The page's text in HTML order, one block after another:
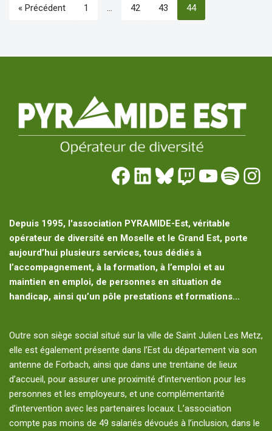
« Précédent 1 … 42 43 44
Depuis 1995, l'association PYRAMIDE-Est, véritable
opérateur de diversité en Moselle et le Grand Est, porte
aujourd’hui plusieurs services, tous dédiés à
l’accompagnement, à la formation, à l’emploi et au
maintien en emploi, de personnes en situation de
handicap, ainsi qu’un pôle prestations et formations…
Outre son siège social situé sur la ville de Saint Julien Les Metz,
elle est également présente dans l’Est du département via son
antenne de Forbach, ainsi que dans une trentaine de lieux
d’accueil, pour assurer une proximité d’intervention pour les
personnes et les employeurs, et une complémentarité
d’intervention avec les partenaires locaux. L’association
compte pas moins de 49 salariés dévoués à l’inclusion, dans le